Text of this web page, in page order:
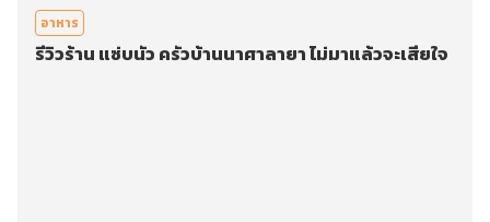
อาหาร
รีวิวร้าน แซ่บนัว ครัวบ้านนาศาลายา ไม่มาแล้วจะเสียใจ